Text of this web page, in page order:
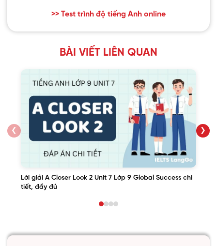
>> Test trình độ tiếng Anh online
BÀI VIẾT LIÊN QUAN
❮
Lời giải A Closer Look 2 Unit 7 Lớp 9 Global Success chi
tiết, đầy đủ
❯